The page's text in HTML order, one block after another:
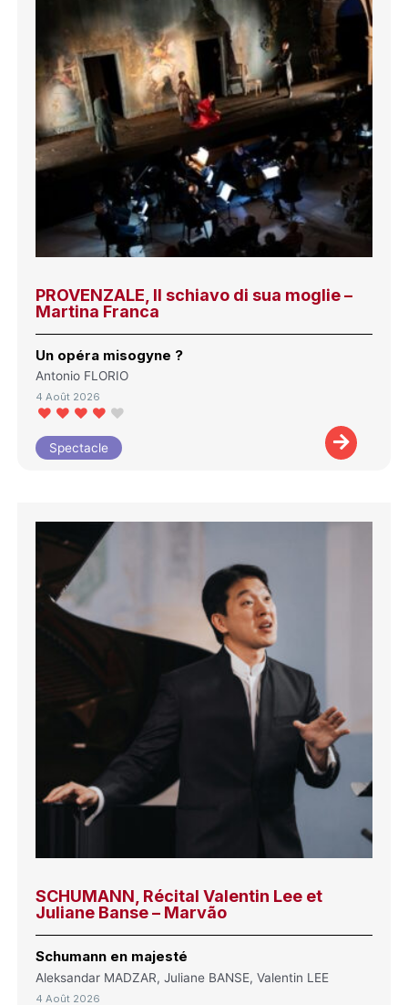
PROVENZALE, Il schiavo di sua moglie –
Martina Franca
Un opéra misogyne ?
Antonio FLORIO
4 Août 2026
Spectacle
SCHUMANN, Récital Valentin Lee et
Juliane Banse – Marvão
Schumann en majesté
Aleksandar MADZAR, Juliane BANSE, Valentin LEE
4 Août 2026